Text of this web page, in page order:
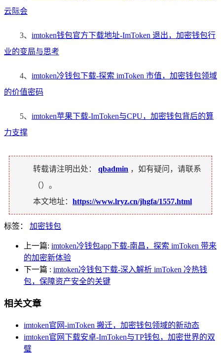
云际会
3、 imtoken钱包官方下载地址-ImToken 退出，加密钱包行
业的变局与思考
4、 imtoken冷钱包下载-探索 imToken 市值，加密钱包领域
的价值密码
5、 imtoken苹果下载-ImToken与CPU，加密钱包背后的算
力支撑
转载请注明出处： qbadmin ，如有疑问，请联系
（）。
本文地址： https://www.lryz.cn/jhgfa/1557.html
标签： 加密钱包
上一篇: imtoken冷钱包app下载-南昌，探索 imToken 带来
的加密新体验
下一篇 : imtoken冷钱包下载-深入解析 imToken 冷热钱
包，保障资产安全的关键
相关文章
imtoken官网-imToken 搬迁，加密钱包领域的新动态
imtoken官网下载安卓-ImToken与TP钱包，加密世界的双
璧